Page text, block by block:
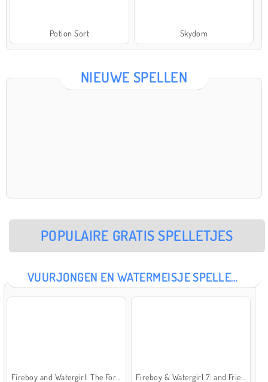
Potion Sort Skydom
NIEUWE SPELLEN
POPULAIRE GRATIS SPELLETJES
VUURJONGEN EN WATERMEISJE SPELLETJES